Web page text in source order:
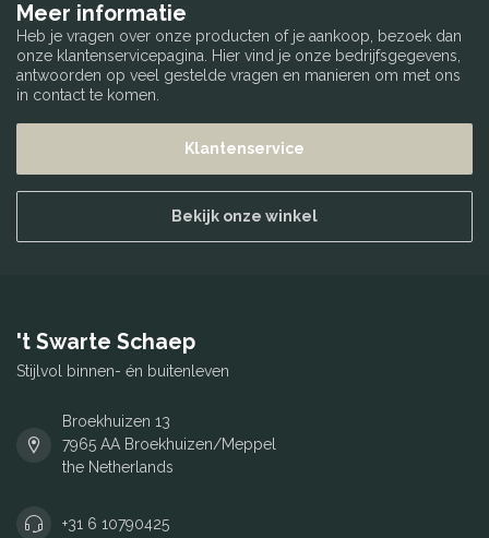
Meer informatie
Heb je vragen over onze producten of je aankoop, bezoek dan
onze klantenservicepagina. Hier vind je onze bedrijfsgegevens,
antwoorden op veel gestelde vragen en manieren om met ons
in contact te komen.
Klantenservice
Bekijk onze winkel
't Swarte Schaep
Stijlvol binnen- én buitenleven
Broekhuizen 13
7965 AA Broekhuizen/Meppel
the Netherlands
+31 6 10790425